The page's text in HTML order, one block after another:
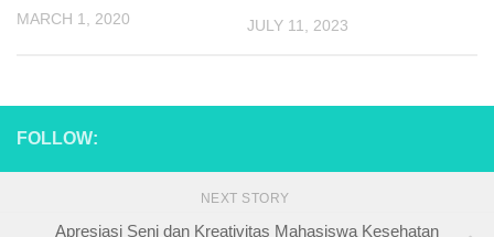
MARCH 1, 2020 JULY 11, 2023
FOLLOW:
NEXT STORY
Apresiasi Seni dan Kreativitas Mahasiswa Kesehatan